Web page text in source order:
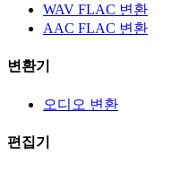
WAV FLAC 변환
AAC FLAC 변환
변환기
오디오 변환
편집기